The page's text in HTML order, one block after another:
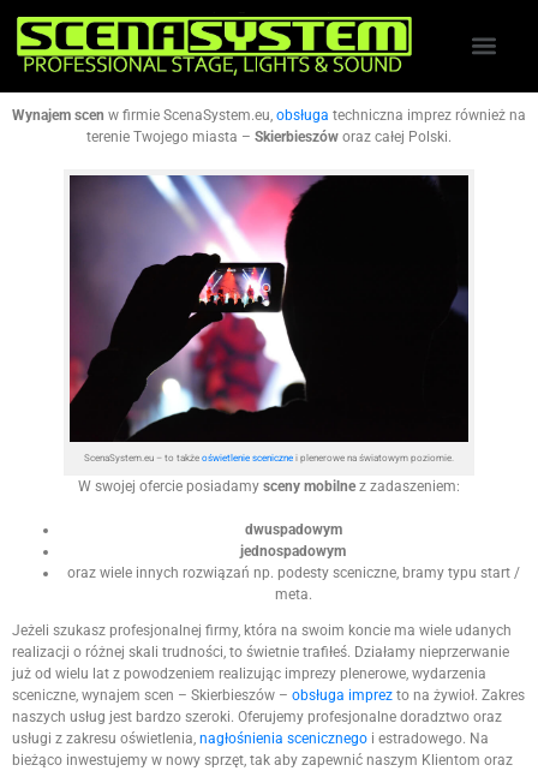
Wynajem scen w firmie ScenaSystem.eu, obsługa techniczna imprez również na
terenie Twojego miasta – Skierbieszów oraz całej Polski.
ScenaSystem.eu – to także oświetlenie scenicznei plenerowe na światowym poziomie.
W swojej ofercie posiadamy sceny mobilne z zadaszeniem:
dwuspadowym
jednospadowym
oraz wiele innych rozwiązań np. podesty sceniczne, bramy typu start /
meta.
Jeżeli szukasz profesjonalnej firmy, która na swoim koncie ma wiele udanych
realizacji o różnej skali trudności, to świetnie trafiłeś. Działamy nieprzerwanie
już od wielu lat z powodzeniem realizując imprezy plenerowe, wydarzenia
sceniczne, wynajem scen – Skierbieszów – obsługa imprez to na żywioł. Zakres
naszych usług jest bardzo szeroki. Oferujemy profesjonalne doradztwo oraz
usługi z zakresu oświetlenia, nagłośnienia scenicznego i estradowego. Na
bieżąco inwestujemy w nowy sprzęt, tak aby zapewnić naszym Klientom oraz